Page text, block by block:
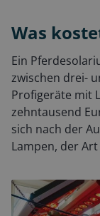
Was
Ein
zwischen drei-
Profigeräte mit
zehntausend
sich nach der
Lampen, der